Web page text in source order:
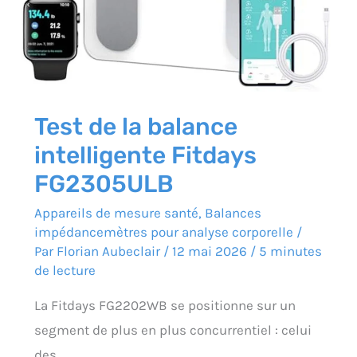
Test de la balance
intelligente Fitdays
FG2305ULB
Appareils de mesure santé, Balances
impédancemètres pour analyse corporelle /
Par Florian Aubeclair /12 mai 2026 / 5 minutes
de lecture
La Fitdays FG2202WB se positionne sur un
segment de plus en plus concurrentiel : celui